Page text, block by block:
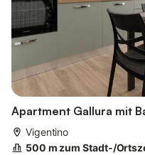
Apartment Gallura mit
Vigentino
500 m zum Stadt-/